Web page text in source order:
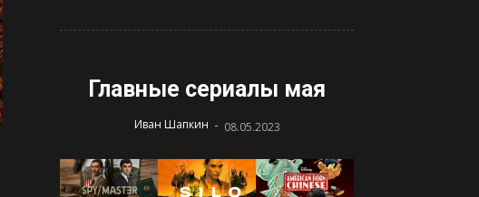
Главные сериалы мая
Иван Шапкин - 08.05.2023